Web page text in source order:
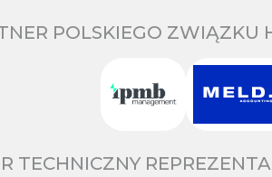
POLSKIEGO ZWIĄZKU
TECHNICZNY